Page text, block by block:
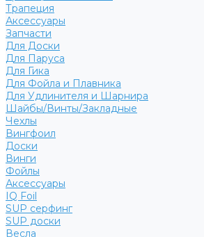
Трапеция
Аксессуары
Запчасти
Для Доски
Для Паруса
Для Гика
Для Фойла и Плавника
Для Удлинителя и Шарнира
Шайбы/Винты/Закладные
Чехлы
Вингфоил
Доски
Винги
Фойлы
Аксессуары
IQ Foil
SUP серфинг
SUP доски
Весла